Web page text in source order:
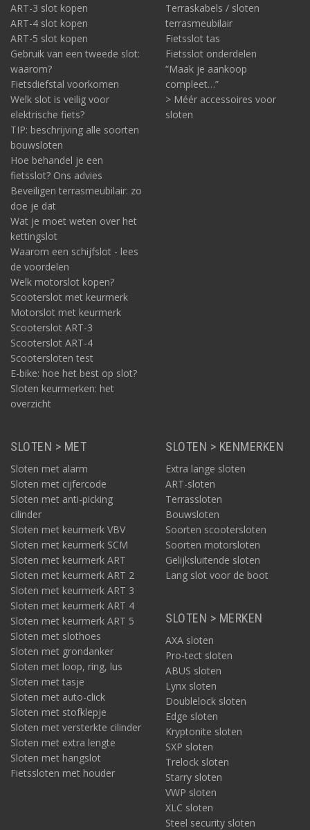
ART-3 slot kopen
ART-4 slot kopen
ART-5 slot kopen
Gebruik van een tweede slot:
waarom?
Fietsdiefstal voorkomen
Welk slot is veilig voor
elektrische fiets?
TIP: beschrijving alle soorten
bouwsloten
Hoe behandel je een
fietsslot? Ons advies
Beveiligen terrasmeubilair: zo
doe je dat
Wat je moet weten over het
kettingslot
Waarom een schijfslot - lees
de voordelen
Welk motorslot kopen?
Scooterslot met keurmerk
Motorslot met keurmerk
Scooterslot ART-3
Scooterslot ART-4
Scootersloten test
E-bike: hoe het best op slot?
Sloten keurmerken: het
overzicht
Terraskabels / sloten
terrasmeubilair
Fietsslot tas
Fietsslot onderdelen
“Maak je aankoop
compleet…”
> Méér accessoires voor
sloten
SLOTEN > MET
Sloten met alarm
Sloten met cijfercode
Sloten met anti-picking
cilinder
Sloten met keurmerk VBV
Sloten met keurmerk SCM
Sloten met keurmerk ART
Sloten met keurmerk ART 2
Sloten met keurmerk ART 3
Sloten met keurmerk ART 4
Sloten met keurmerk ART 5
Sloten met slothoes
Sloten met grondanker
Sloten met loop, ring, lus
Sloten met tasje
Sloten met auto-click
Sloten met stofklepje
Sloten met versterkte cilinder
Sloten met extra lengte
Sloten met hangslot
Fietssloten met houder
SLOTEN > KENMERKEN
Extra lange sloten
ART-sloten
Terrassloten
Bouwsloten
Soorten scootersloten
Soorten motorsloten
Gelijksluitende sloten
Lang slot voor de boot
SLOTEN > MERKEN
AXA sloten
Pro-tect sloten
ABUS sloten
Lynx sloten
Doublelock sloten
Edge sloten
Kryptonite sloten
SXP sloten
Trelock sloten
Starry sloten
VWP sloten
XLC sloten
Steel security sloten